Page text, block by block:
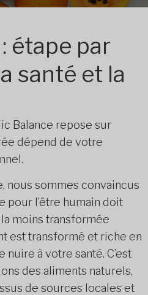
étape par
santé et la
Balance repose sur
dépend de votre
nous sommes convaincus
pour l’être humain doit
moins transformée
est transformé et riche en
à votre santé. C’est
des aliments naturels,
de sources locales et